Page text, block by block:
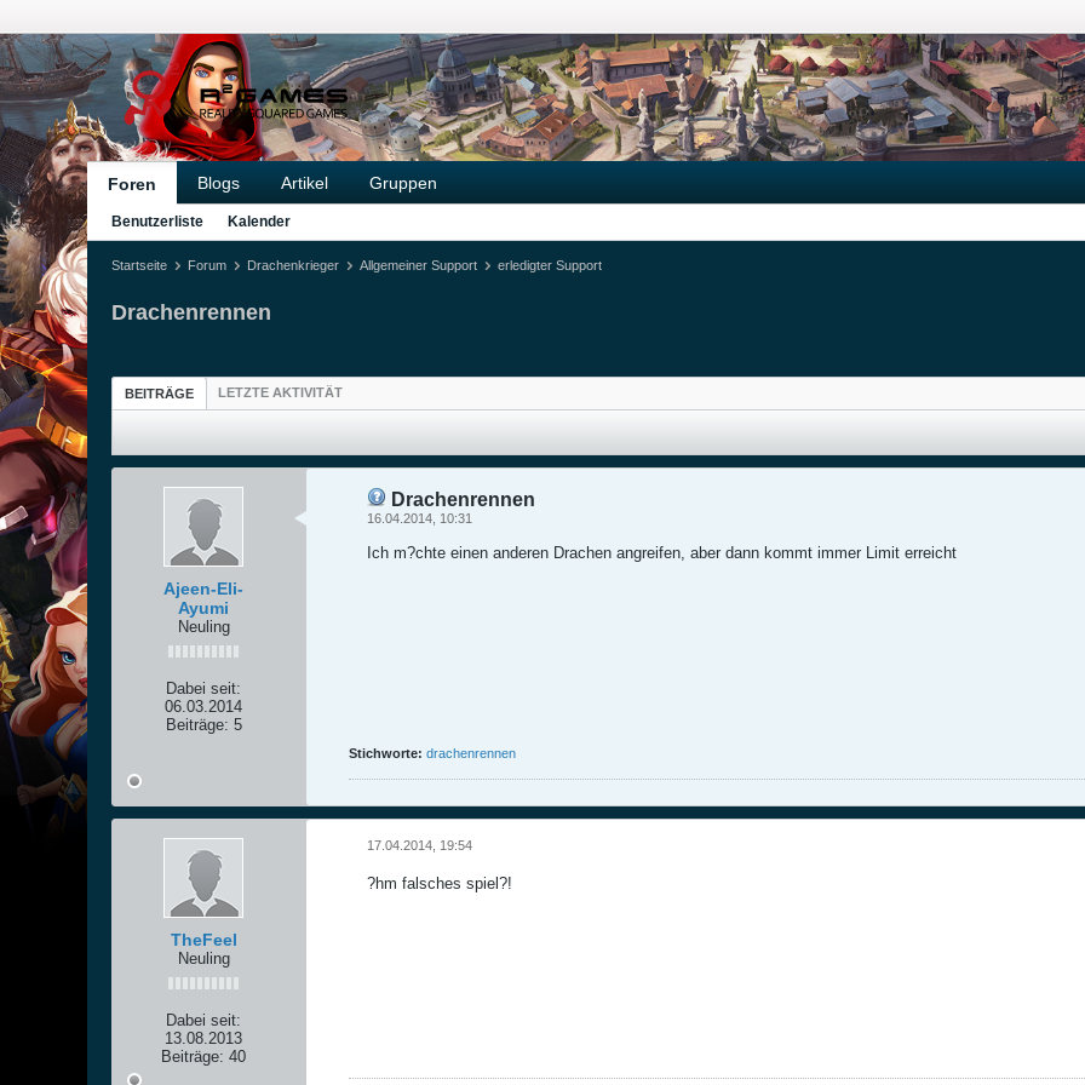
Foren Blogs Artikel Gruppen
Benutzerliste Kalender
Startseite Forum Drachenkrieger Allgemeiner Support erledigter Support
Drachenrennen
BEITRÄGE LETZTE AKTIVITÄT
Ajeen-Eli-
Ayumi
Neuling
Dabei seit:
06.03.2014
Beiträge: 5
Drachenrennen
16.04.2014, 10:31
Ich m?chte einen anderen Drachen angreifen, aber dann kommt immer Limit erreicht
Stichworte: drachenrennen
TheFeel
Neuling
Dabei seit:
13.08.2013
Beiträge: 40
17.04.2014, 19:54
?hm falsches spiel?!